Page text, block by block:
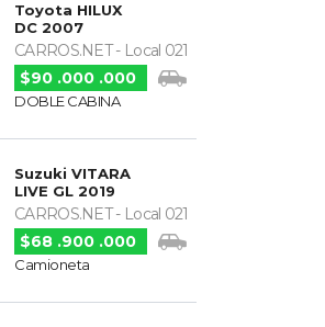
Toyota HILUX
DC 2007
CARROS.NET - Local 021
$90 .000 .000
DOBLE CABINA
Suzuki VITARA
LIVE GL 2019
CARROS.NET - Local 021
$68 .900 .000
Camioneta